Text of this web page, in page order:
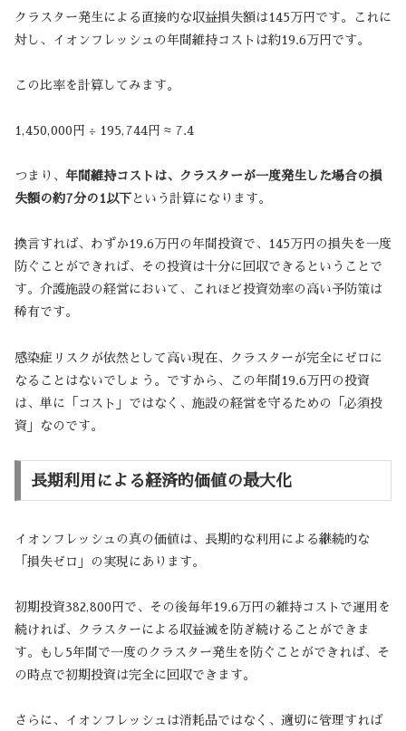
クラスター発生による直接的な収益損失額は145万円です。これに
対し、イオンフレッシュの年間維持コストは約19.6万円です。
この比率を計算してみます。
1,450,000円 ÷ 195,744円 ≈ 7.4
つまり、 年間維持コストは、クラスターが一度発生した場合の損
失額の約7分の1以下 という計算になります。
換言すれば、わずか19.6万円の年間投資で、145万円の損失を一度
防ぐことができれば、その投資は十分に回収できるということで
す。介護施設の経営において、これほど投資効率の高い予防策は
稀有です。
感染症リスクが依然として高い現在、クラスターが完全にゼロに
なることはないでしょう。ですから、この年間19.6万円の投資
は、単に「コスト」ではなく、施設の経営を守るための「必須投
資」なのです。
長期利用による経済的価値の最大化
イオンフレッシュの真の価値は、長期的な利用による継続的な
「損失ゼロ」の実現にあります。
初期投資382,800円で、その後毎年19.6万円の維持コストで運用を
続ければ、クラスターによる収益減を防ぎ続けることができま
す。もし5年間で一度のクラスター発生を防ぐことができれば、そ
の時点で初期投資は完全に回収できます。
さらに、イオンフレッシュは消耗品ではなく、適切に管理すれば